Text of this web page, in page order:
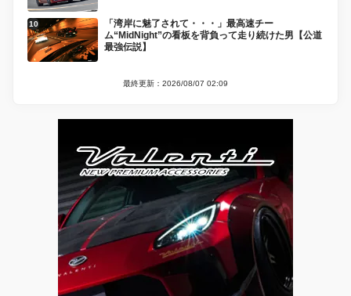
「湾岸に魅了されて・・・」最高速チー
ム“MidNight”の看板を背負って走り続けた男【公道
最強伝説】
最終更新：2026/08/07 02:09